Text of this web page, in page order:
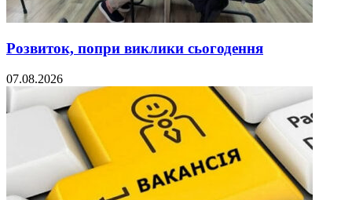
Розвиток, попри виклики сьогодення
07.08.2026